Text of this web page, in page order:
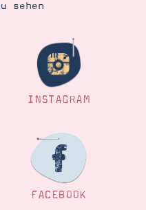
sehen
INSTAGRAM
FACEBOOK